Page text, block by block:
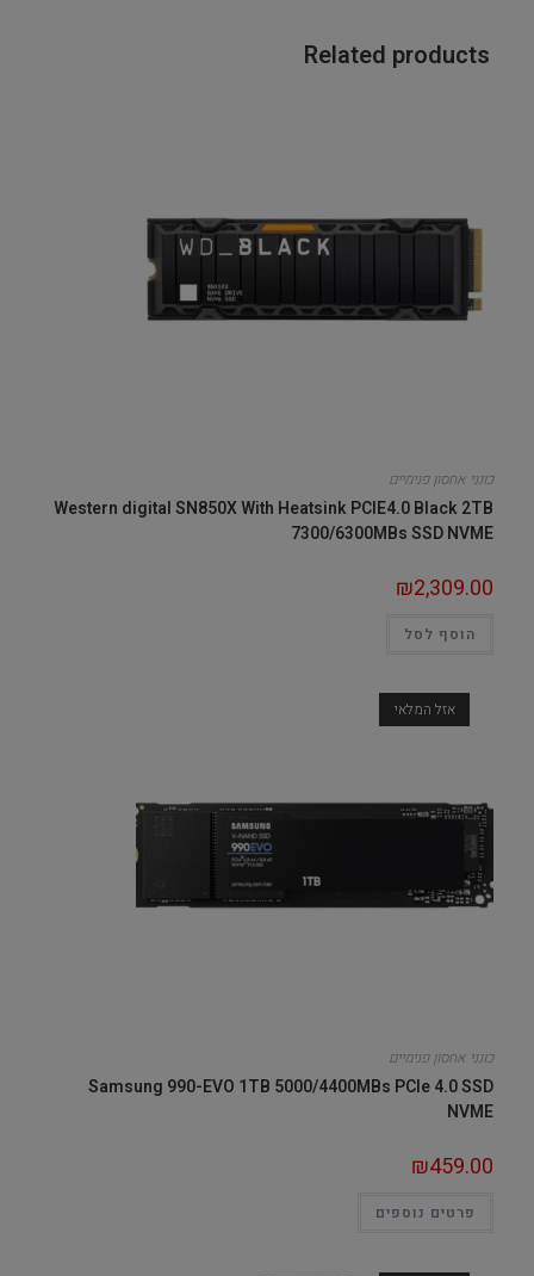
Related products
כונני אחסון פנימיים
Western digital SN850X With Heatsink PCIE4.0 Black 2TB
7300/6300MBs SSD NVME
₪2,309.00
הוסף לסל
אזל המלאי
כונני אחסון פנימיים
Samsung 990-EVO 1TB 5000/4400MBs PCIe 4.0 SSD
NVME
₪459.00
פרטים נוספים